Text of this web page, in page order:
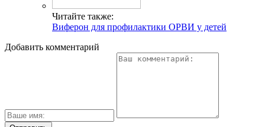
Читайте также:
Виферон для профилактики ОРВИ у детей
Добавить комментарий